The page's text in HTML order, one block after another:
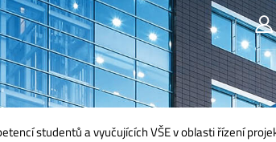
studentů a vyučujících VŠE v oblasti řízení